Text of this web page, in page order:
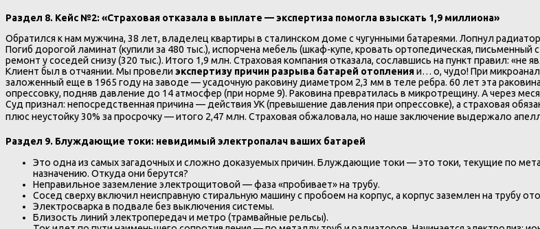
Раздел 8. Кейс №2: «Страховая отказала в выплате — экспертиза помогла взыскать 1,9 миллиона»
Обратился к нам мужчина, 38 лет, владелец квартиры в сталинском доме с чугунными батареями. Лопнул
Погиб дорогой ламинат (купили за 480 тыс.), испорчена мебель (шкаф-купе, кровать ортопедическая,
ремонт у соседей снизу (320 тыс.). Итого 1,9 млн. Страховая компания отказала, сославшись на пункт правил: «не
Клиент был в отчаянии. Мы провели экспертизу причин разрыва батарей отопленияи… о, чудо! При
заложенный еще в 1965 году на заводе — усадочную раковину диаметром 2,3 мм в теле ребра. 60 лет эта
опрессовку, подняв давление до 14 атмосфер (при норме 9). Раковина превратилась в микротрещину. А через
Суд признал: непосредственная причина — действия УК (превышение давления при опрессовке), а страховая
плюс неустойку 30% за просрочку — итого 2,47 млн. Страховая обжаловала, но наше заключение выдержало
Раздел 9. Блуждающие токи: невидимый электропалач ваших батарей
Это одна из самых загадочных и сложно доказуемых причин. Блуждающие токи — это токи, текущие по
назначению. Откуда они берутся?
Неправильное заземление электрощитовой — фаза «пробивает» на трубу.
Сосед сверху включил неисправную стиральную машину с пробоем на корпус, а корпус заземлен на трубу
Электросварка в подвале без выключения системы.
Близость линий электропередач и метро (трамвайные рельсы).